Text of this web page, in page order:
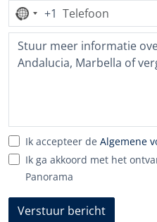
Geen
land
geselecteerd
+1
Ik accepteer de Algemene
Ik ga akkoord met het
Panorama
Verstuur bericht